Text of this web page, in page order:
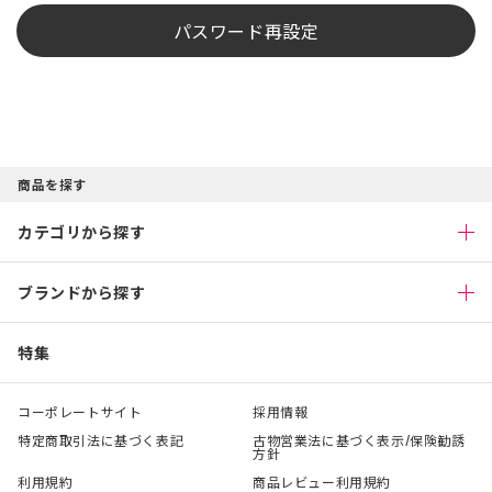
パスワード再設定
商品を探す
カテゴリから探す
ブランドから探す
特集
コーポレートサイト
採用情報
特定商取引法に基づく表記
古物営業法に基づく表示/保険勧誘
方針
利用規約
商品レビュー利用規約